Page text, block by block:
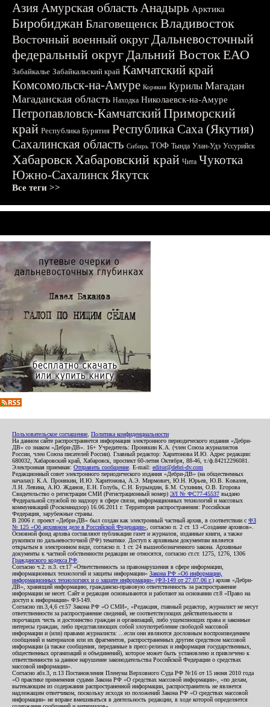
АзияАмурская область Анадырь Арктика
БиробиджанБлаговещенскВладивосток
Восточный военный округДальневосточный
федеральный округДальний ВостокЕАО
Забайкалье Забайкальский край Камчатский край
Комсомольск-на-Амуре Корякия Курилы Магадан
Магаданская область Находка Николаевск-на-Амуре
Петропавловск-КамчатскийПриморский
край Республика Бурятия Республика Саха (Якутия)
Сахалинская область Сибирь ТОФ Тында Улан-Удэ Уссурийск
ХабаровскХабаровский край Чита Чукотка
Южно-СахалинскЯкутск
Все теги >>
Пользовательское соглашение Политика конфиденциальности
На данном сайте распространяется информация электронного периодического издания «Дебри-
ДВ» со знаком «Дебри-ДВ». 16+ Учредитель: Пронякин К.А. (член Союза журналистов
России, член Союза писателей России). Главный редактор: Харитонова И.Ю. Адрес редакции:
680032, Хабаровский край, Хабаровск, проспект 60-летия Октября, 88-46, т./ф.84212296081.
Электронная приемная: Отправить сообщение . E-mail: editor@debri-dv.com
Редакционный совет электронного периодического издания «Дебри-ДВ» (на общественных
началах): К.А. Пронякин, И.Ю. Харитонова, А.Э. Мирмович, Ю.Н. Юрьев, Ю.В. Ковалев,
Л.Н. Левина, А.Ю. Жданов, Е.Н. Голубь, С.Н. Бурындин, Б.М. Сухинин, О.В. Егорова
Свидетельство о регистрации СМИ (Регистрационный номер) ЭЛ № ФС77-45537 выдано
Федеральной службой по надзору в сфере связи, информационных технологий и массовых
коммуникаций (Роскомнадзор) 16.06.2011 г. Территория распространения: Российская
Федерация, зарубежные страны.
В 2006 г. проект «Дебри-ДВ» был создан как электронный частный архив, в соответствии с ФЗ
№ 125 «Об архивном деле в Российской Федерации» , согласно п. 2 ст. 13 «Создание архивов».
Основной фонд архива составляют публикации газет и журналов, изданные книги, а также
рукописи по дальневосточной (РФ) тематике. Доступ к архивным документам является
открытым в электронном виде, согласно п. 1 ст. 24 вышеобозначенного закона. Архивные
документы к частной собственности редакции не относятся, согласно ст.ст. 1275, 1276, 1306
Гражданского кодекса РФ
Согласно ч.2. п.3. ст.17 «Ответственность за правонарушения в сфере информации,
информационных технологий и защиты информации» Закона РФ «Об информации,
информационных технологиях и о защите информации» (ФЗ-149 от 27.07.06 г.) архив «Дебри-
ДВ», хранящий информацию, гражданско-правовую ответственность за распространение
информации не несет. Сайт и редакция основываются и работают на основании ст.8 «Право на
доступ к информации» ФЗ-149.
Согласно пп.3,4,6 ст.57 Закона РФ «О СМИ», «Редакция, главный редактор, журналист не несут
ответственности за распространение сведений, не соответствующих действительности и
порочащих честь и достоинство граждан и организаций, либо ущемляющих права и законные
интересы граждан, либо представляющих собой злоупотребление свободой массовой
информации и (или) правами журналиста: ...если они являются дословным воспроизведением
сообщений и материалов или их фрагментов, распространенных другим средством массовой
информации (а также сообщения, переданные в пресс-релизах и информация государственных,
общественных организаций и объединений), которое может быть установлено и привлечено к
ответственности за данное нарушение законодательства Российской Федерации о средствах
массовой информации».
Согласно абз.3, п.13 Постановления Пленума Верховного Суда РФ №16 от 15 июня 2010 года
«О практике применения судами Закона РФ «О средствах массовой информации», «по делам,
вытекающим из содержания распространенной информации, распространитель не является
надлежащим ответчиком, поскольку исходя из положений Закона РФ «О средствах массовой
информации» не вправе вмешиваться в деятельность редакции, в ходе которой определяется